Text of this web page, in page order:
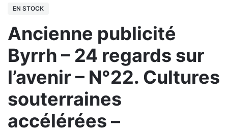
EN STOCK
Ancienne publicité
Byrrh – 24 regards sur
l’avenir – N°22. Cultures
souterraines
accélérées –